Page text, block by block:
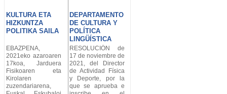
KULTURA ETA
HIZKUNTZA
POLITIKA SAILA
DEPARTAMENTO
DE CULTURA Y
POLÍTICA
LINGÜÍSTICA
EBAZPENA,
2021eko azaroaren
17koa, Jarduera
Fisikoaren eta
Kirolaren
zuzendariarena,
RESOLUCIÓN de
17 de noviembre de
2021, del Director
de Actividad Física
y Deporte, por la
que se aprueba e